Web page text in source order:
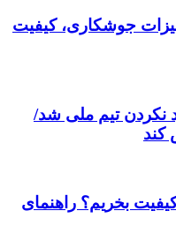
جوشکاری، کیفیت
نکردن تیم ملی شد/
کند
بخریم؟ راهنمای